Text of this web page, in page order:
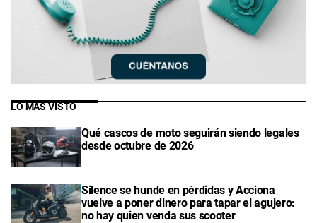
LO MÁS VISTO
Qué cascos de moto seguirán siendo legales
desde octubre de 2026
Silence se hunde en pérdidas y Acciona
vuelve a poner dinero para tapar el agujero:
no hay quien venda sus scooter